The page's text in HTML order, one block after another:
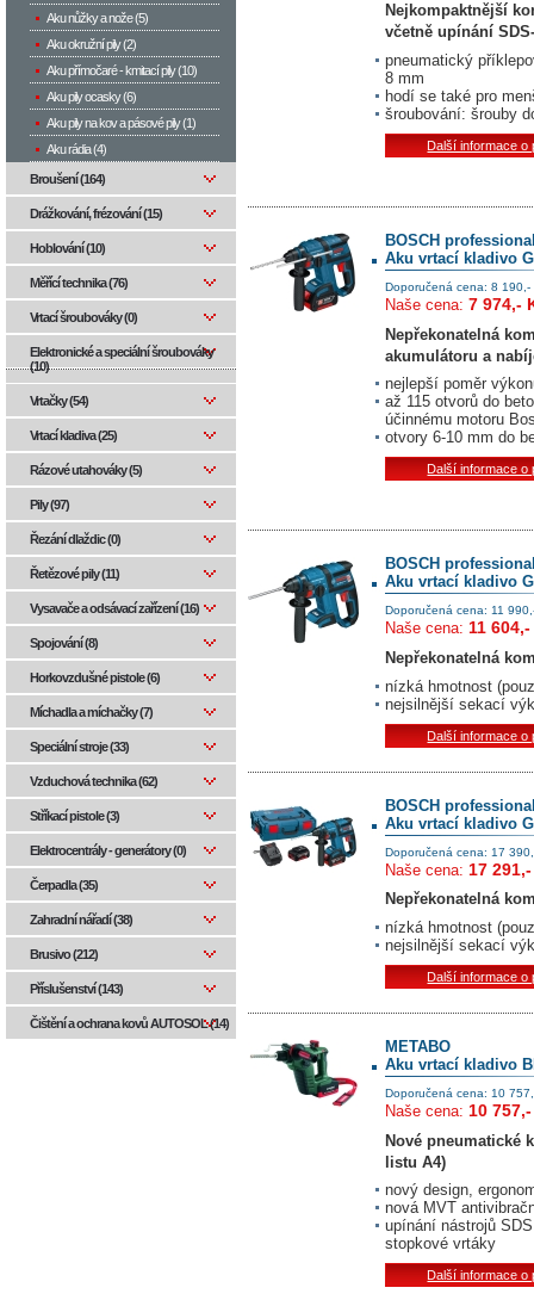
Nejkompaktnější
včetně upínání
pneumatický
8 mm
hodí se také pro
šroubování: šrouby
Další informace o
BOSCH
Aku vrtací kladivo
Doporučená cena: 8 190,-
Naše cena: 7 974,-
Nepřekonatelná
akumulátoru a
nejlepší poměr
až 115 otvorů do
účinnému motoru
otvory 6-10 mm do
Další informace o
BOSCH
Aku vrtací kladivo
Doporučená cena: 11
Naše cena: 11
Nepřekonatelná
nízká hmotnost
nejsilnější sekací
Další informace o
BOSCH
Aku vrtací kladivo
Doporučená cena: 17
Naše cena: 17
Nepřekonatelná
nízká hmotnost
nejsilnější sekací
Další informace o
METABO
Aku vrtací kladivo
Doporučená cena: 10
Naše cena: 10
Nové pneumatické
listu A4)
nový design,
nová MVT
upínání nástrojů
stopkové vrtáky
Další informace o
Aku nůžky a nože (5)
Aku okružní pily (2)
Aku přímočaré - kmitací pily (10)
Aku pily ocasky (6)
Aku pily na kov a pásové pily (1)
Aku rádia (4)
Broušení (164)
Drážkování, frézování (15)
Hoblování (10)
Měřící technika (76)
Vrtací šroubováky (0)
Elektronické a speciální šroubováky
(10)
Vrtačky (54)
Vrtací kladiva (25)
Rázové utahováky (5)
Pily (97)
Řezání dlaždic (0)
Řetězové pily (11)
Vysavače a odsávací zařízení (16)
Spojování (8)
Horkovzdušné pistole (6)
Míchadla a míchačky (7)
Speciální stroje (33)
Vzduchová technika (62)
Stříkací pistole (3)
Elektrocentrály - generátory (0)
Čerpadla (35)
Zahradní nářadí (38)
Brusivo (212)
Příslušenství (143)
Čištění a ochrana kovů AUTOSOL (14)